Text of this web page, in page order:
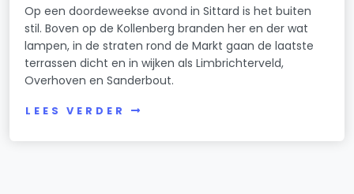
Op een doordeweekse avond in Sittard is het buiten
stil. Boven op de Kollenberg branden her en der wat
lampen, in de straten rond de Markt gaan de laatste
terrassen dicht en in wijken als Limbrichterveld,
Overhoven en Sanderbout.
LEES VERDER